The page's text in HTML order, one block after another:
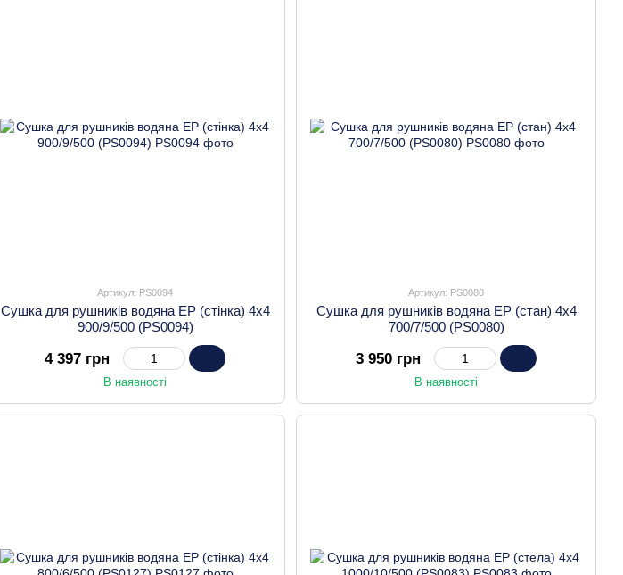
Артикул: PS0094
Сушка для рушників водяна EP (стінка) 4х4
900/9/500 (PS0094)
4 397 грн
В наявності
Артикул: PS0080
Сушка для рушників водяна EP (стан) 4х4
700/7/500 (PS0080)
3 950 грн
В наявності